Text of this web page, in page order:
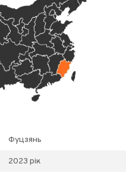
Фуцзянь
2023 рік